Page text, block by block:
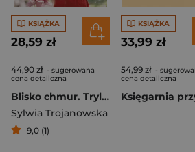
KSIĄŻKA
28,59 zł
44,90 zł - sugerowana
cena detaliczna
Blisko chmur. Trylogia Szkoła Latania. Tom 2
Sylwia Trojanowska
9,0 (1)
KSIĄŻKA
33,99 zł
54,99 zł -
cena detaliczna